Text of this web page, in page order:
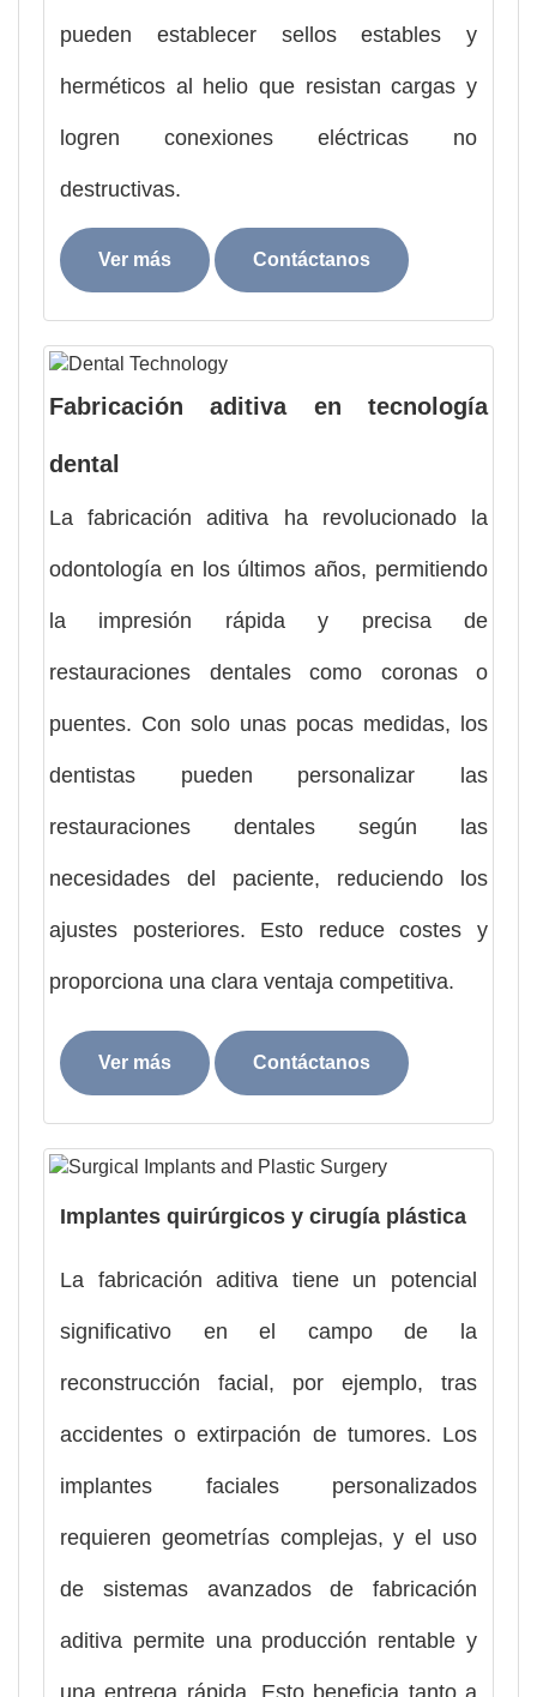
pueden establecer sellos estables y
herméticos al helio que resistan cargas y
logren conexiones eléctricas no
destructivas.
Ver más Contáctanos
Fabricación aditiva en tecnología
dental
La fabricación aditiva ha revolucionado la
odontología en los últimos años, permitiendo
la impresión rápida y precisa de
restauraciones dentales como coronas o
puentes. Con solo unas pocas medidas, los
dentistas pueden personalizar las
restauraciones dentales según las
necesidades del paciente, reduciendo los
ajustes posteriores. Esto reduce costes y
proporciona una clara ventaja competitiva.
Ver más Contáctanos
Implantes quirúrgicos y cirugía plástica
La fabricación aditiva tiene un potencial
significativo en el campo de la
reconstrucción facial, por ejemplo, tras
accidentes o extirpación de tumores. Los
implantes faciales personalizados
requieren geometrías complejas, y el uso
de sistemas avanzados de fabricación
aditiva permite una producción rentable y
una entrega rápida. Esto beneficia tanto a